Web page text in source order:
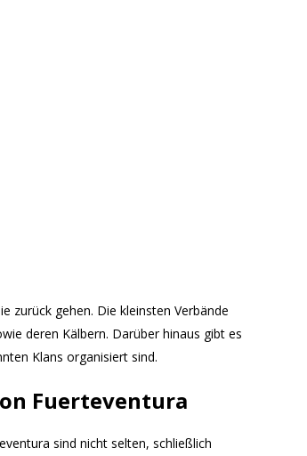
zurück gehen. Die kleinsten Verbände
deren Kälbern. Darüber hinaus gibt es
Klans organisiert sind.
Fuerteventura
sind nicht selten, schließlich